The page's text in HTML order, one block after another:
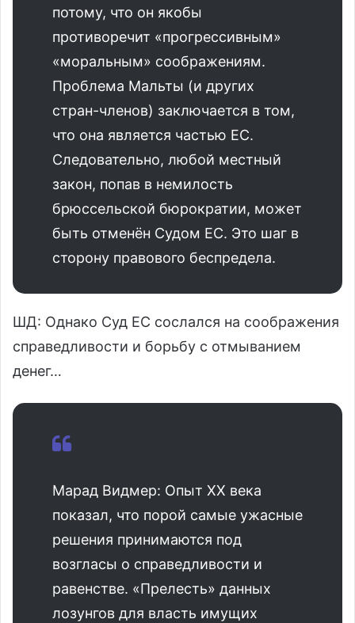
потому, что он якобы
противоречит «прогрессивным»
«моральным» соображениям.
Проблема Мальты (и других
стран-членов) заключается в том,
что она является частью ЕС.
Следовательно, любой местный
закон, попав в немилость
брюссельской бюрократии, может
быть отменён Судом ЕС. Это шаг в
сторону правового беспредела.
ШД: Однако Суд ЕС сослался на соображения
справедливости и борьбу с отмыванием
денег…
Марад Видмер: Опыт XX века
показал, что порой самые ужасные
решения принимаются под
возгласы о справедливости и
равенстве. «Прелесть» данных
лозунгов для власть имущих